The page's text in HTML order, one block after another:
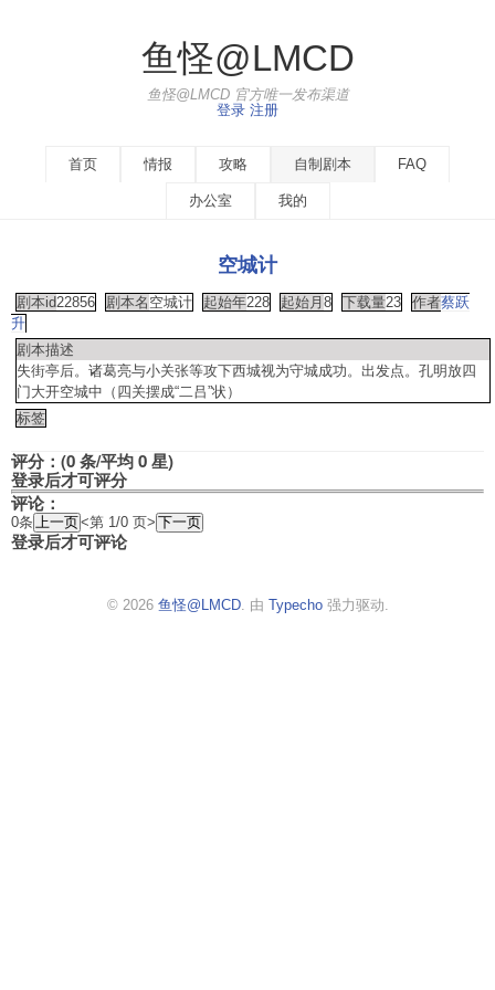
鱼怪@LMCD
鱼怪@LMCD 官方唯一发布渠道
登录 注册
首页 情报 攻略 自制剧本 FAQ
办公室 我的
空城计
剧本id22856 剧本名 空城计 起始年228 起始月 8 下载量23 作者蔡跃
升
剧本描述
失街亭后。诸葛亮与小关张等攻下西城视为守城成功。出发点。孔明放四
门大开空城中（四关摆成“二吕”状）
标签
评分：(0 条/平均 0 星)
登录后才可评分
评论：
0条 <第 1/0 页>
登录后才可评论
© 2026 鱼怪@LMCD. 由 Typecho强力驱动.